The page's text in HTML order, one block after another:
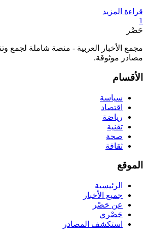
قراءة المزيد
1
حَصْر
مجمع الأخبار العربية - منصة شاملة لجمع
مصادر موثوقة.
الأقسام
سياسة
اقتصاد
رياضة
تقنية
صحة
ثقافة
الموقع
الرئيسية
جميع الأخبار
عن حَصْر
حَصْري
استكشف المصادر